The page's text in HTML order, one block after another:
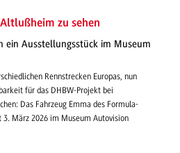
zu sehen
ein Ausstellungsstück im Museum
Rennstrecken Europas, nun
für das DHBW-Projekt bei
Das Fahrzeug Emma des Formula-
3. März 2026 im Museum Autovision